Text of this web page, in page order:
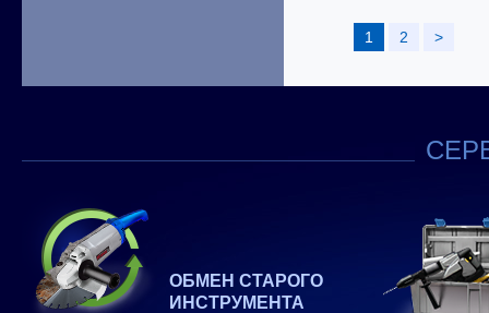
1 2 >
ОБМЕН СТАРОГО
ИНСТРУМЕНТА